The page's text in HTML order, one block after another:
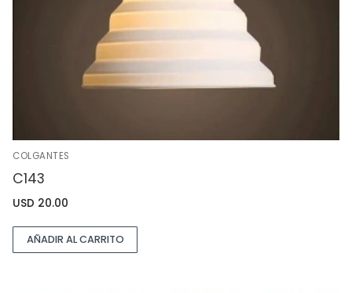
COLGANTES
C143
USD 20.00
AÑADIR AL CARRITO